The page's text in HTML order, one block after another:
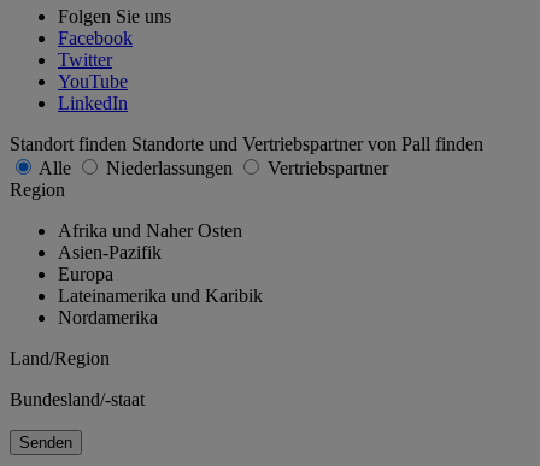
Folgen Sie uns
Facebook
Twitter
YouTube
LinkedIn
Standort finden Standorte und Vertriebspartner von Pall finden
Alle
Niederlassungen
Vertriebspartner
Region
Afrika und Naher Osten
Asien-Pazifik
Europa
Lateinamerika und Karibik
Nordamerika
Land/Region
Bundesland/-staat
Senden